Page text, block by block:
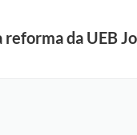
da UEB